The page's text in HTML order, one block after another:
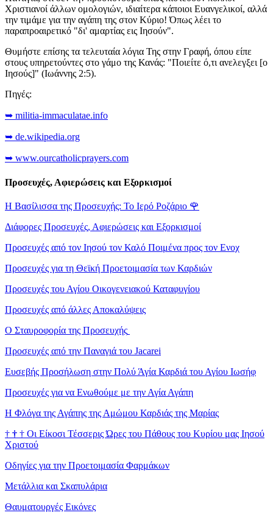
Χριστιανοί άλλων ομολογιών, ιδιαίτερα κάποιοι Ευανγελικοί, αλλά
την τιμάμε για την αγάπη της στον Κύριο! Όπως λέει το
παραπροαιρετικό "δι' αμαρτίας εις Ιησούν".
Θυμήστε επίσης τα τελευταία λόγια Της στην Γραφή, όπου είπε
στους υπηρετούντες στο γάμο της Κανάς: "Ποιείτε ό,τι ανελεγξει [ο
Ιησούς]" (Ιωάννης 2:5).
Πηγές:
➥ militia-immaculatae.info
➥ de.wikipedia.org
➥ www.ourcatholicprayers.com
Προσευχές, Αφιερώσεις και Εξορκισμοί
Η Βασίλισσα της Προσευχής: Το Ιερό Ροζάριο 🌹
Διάφορες Προσευχές, Αφιερώσεις και Εξορκισμοί
Προσευχές από τον Ιησού τον Καλό Ποιμένα προς τον Ενοχ
Προσευχές για τη Θεϊκή Προετοιμασία των Καρδιών
Προσευχές του Αγίου Οικογενειακού Καταφυγίου
Προσευχές από άλλες Αποκαλύψεις
Ο Σταυροφορία της Προσευχής
Προσευχές από την Παναγιά του Jacarei
Ευσεβής Προσήλωση στην Πολύ Άγία Καρδιά του Αγίου Ιωσήφ
Προσευχές για να Ενωθούμε με την Αγία Αγάπη
Η Φλόγα της Αγάπης της Αμώμου Καρδιάς της Μαρίας
† † † Οι Είκοσι Τέσσερις Ώρες του Πάθους του Κυρίου μας Ιησού
Χριστού
Οδηγίες για την Προετοιμασία Φαρμάκων
Μετάλλια και Σκαπυλάρια
Θαυματουργές Εικόνες